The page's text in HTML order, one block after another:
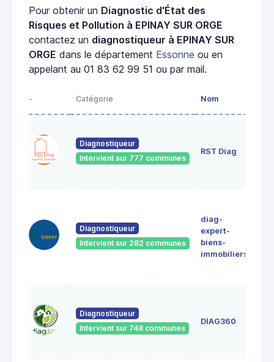
Pour obtenir un Diagnostic d'État des
Risques et Pollution à EPINAY SUR ORGE
contactez un diagnostiqueur à EPINAY SUR
ORGE dans le département Essonne ou en
appelant au 01 83 62 99 51 ou par mail.
- Catégorie Nom
Diagnostiqueur
Intervient sur 777 communes
RST Diag
Diagnostiqueur
Intervient sur 282 communes
diag-
expert-
biens-
immobiliers
Diagnostiqueur
Intervient sur 748 communes
DIAG360